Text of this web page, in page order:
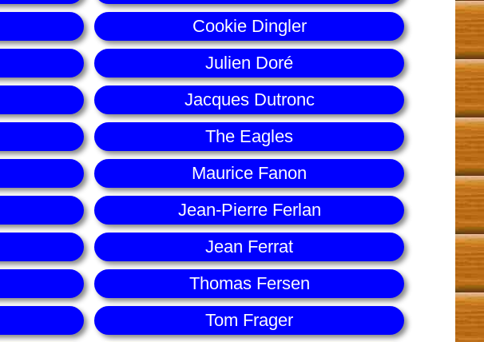
Cookie Dingler
Julien Doré
Jacques Dutronc
The Eagles
Maurice Fanon
Jean-Pierre Ferlan
Jean Ferrat
Thomas Fersen
Tom Frager